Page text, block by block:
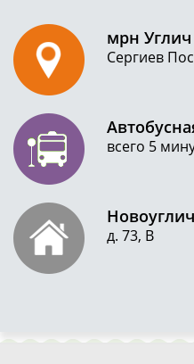
мрн Углич
Сергиев
всего 5
д. 73, В